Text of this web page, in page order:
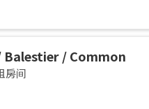
/ Common
/ Available Immediately
房间